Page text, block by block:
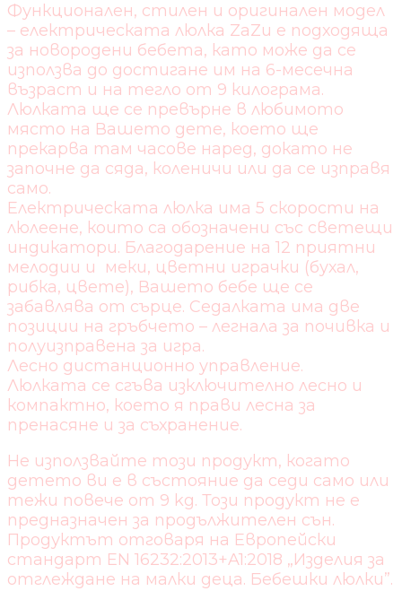
Функционален, стилен и оригинален модел
– електрическата люлка ZaZu е подходяща
за новородени бебета, като може да се
използва до достигане им на 6-месечна
възраст и на тегло от 9 килограма.
Люлката ще се превърне в любимото
място на Вашето дете, което ще
прекарва там часове наред, докато не
започне да сяда, коленичи или да се изправя
само.
Електрическата люлка има 5 скорости на
люлеене, които са обозначени със светещи
индикатори. Благодарение на 12 приятни
мелодии и меки, цветни играчки (бухал,
рибка, цвете), Вашето бебе ще се
забавлява от сърце. Седалката има две
позиции на гръбчето – легнала за почивка и
полуизправена за игра.
Лесно дистанционно управление.
Люлката се сгъва изключително лесно и
компактно, което я прави лесна за
пренасяне и за съхранение.
Не използвайте този продукт, когато
детето ви е в състояние да седи само или
тежи повече от 9 kg. Този продукт не е
предназначен за продължителен сън.
Продуктът отговаря на Европейски
стандарт EN 16232:2013+A1:2018 „Изделия за
отглеждане на малки деца. Бебешки люлки”.